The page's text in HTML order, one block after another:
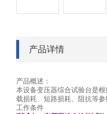
产品详情
产品概述：
本设备变压器综合试验台是
载损耗、短路损耗、阻抗等
工作条件